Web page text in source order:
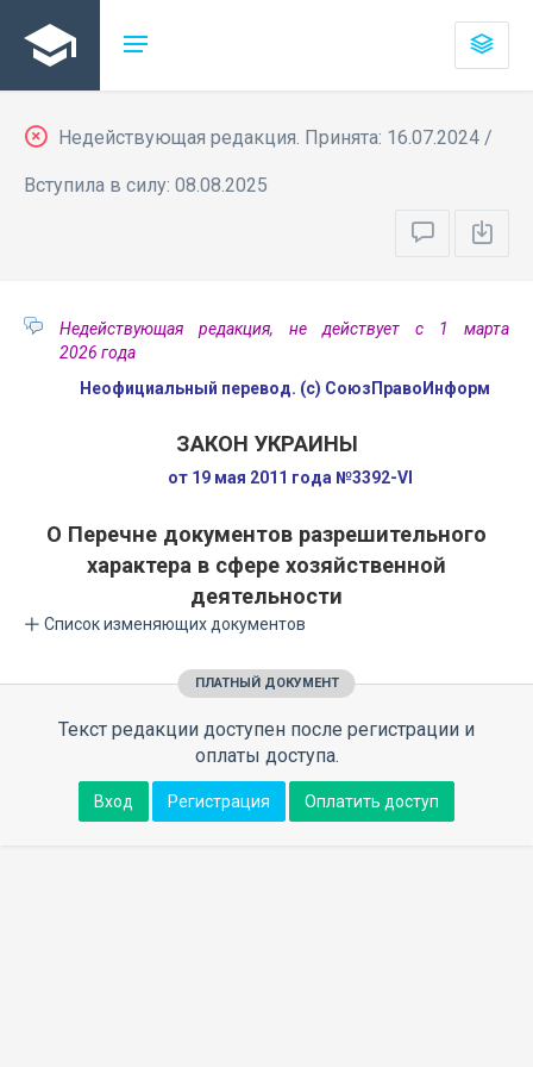
Недействующая редакция. Принята: 16.07.2024 /
Вступила в силу: 08.08.2025
Недействующая редакция, не действует с 1 марта
2026 года
Неофициальный перевод. (с) СоюзПравоИнформ
ЗАКОН УКРАИНЫ
от 19 мая 2011 года №3392-VI
О Перечне документов разрешительного
характера в сфере хозяйственной
деятельности
Список изменяющих документов
ПЛАТНЫЙ ДОКУМЕНТ
Текст редакции доступен после регистрации и
оплаты доступа.
Вход Регистрация Оплатить доступ